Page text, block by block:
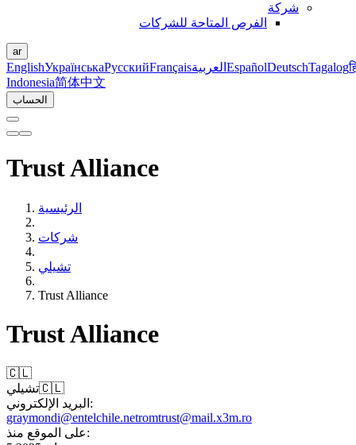
شركة
الفرص المتاحة للشركات
ar
EnglishУкраїнськаРусскийFrançaisالعربية EspañolDeutschTagalog
Indonesia简体中文
الحساب
Trust Alliance
الرئيسية
شركات
تشيلي
Trust Alliance
Trust Alliance
🇨🇱
تشيلي🇨🇱
البريد الإلكتروني:
graymondi@entelchile.netromtrust@mail.x3m.ro
على الموقع منذ: